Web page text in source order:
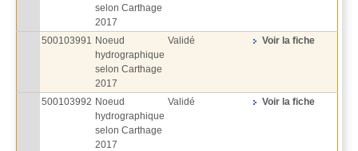
selon Carthage
2017
500103991 Noeud
hydrographique
selon Carthage
2017
Validé Voir la fiche
500103992 Noeud
hydrographique
selon Carthage
2017
Validé Voir la fiche